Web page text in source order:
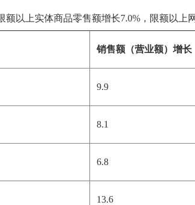
额以上实体商品零售额增长7.0%，限额以上
销售额（营业额）增长
9.9
8.1
6.8
13.6